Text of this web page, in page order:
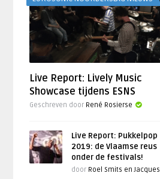
Live Report: Lively Music
Showcase tijdens ESNS
Geschreven door René Rosierse
Live Report: Pukkelpop
2019: de Vlaamse reus
onder de festivals!
door Roel Smits en Jacques